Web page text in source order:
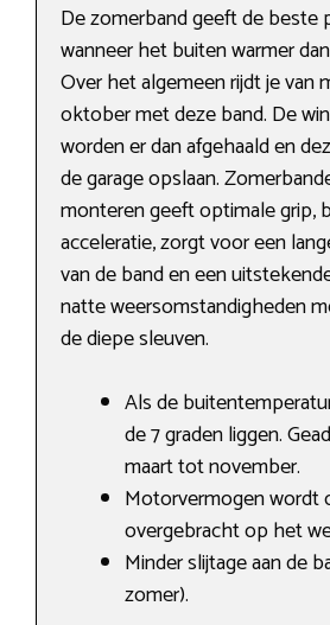
De zomerband geeft de beste
wanneer het buiten warmer
Over het algemeen rijdt je van
oktober met deze band. De
worden er dan afgehaald en
de garage opslaan.
monteren geeft optimale grip,
acceleratie, zorgt voor een
van de band en een
natte weersomstandigheden
de diepe sleuven.
Als de
de 7 graden liggen.
maart tot november.
Motorvermogen wordt
overgebracht op het
Minder slijtage aan de
zomer).